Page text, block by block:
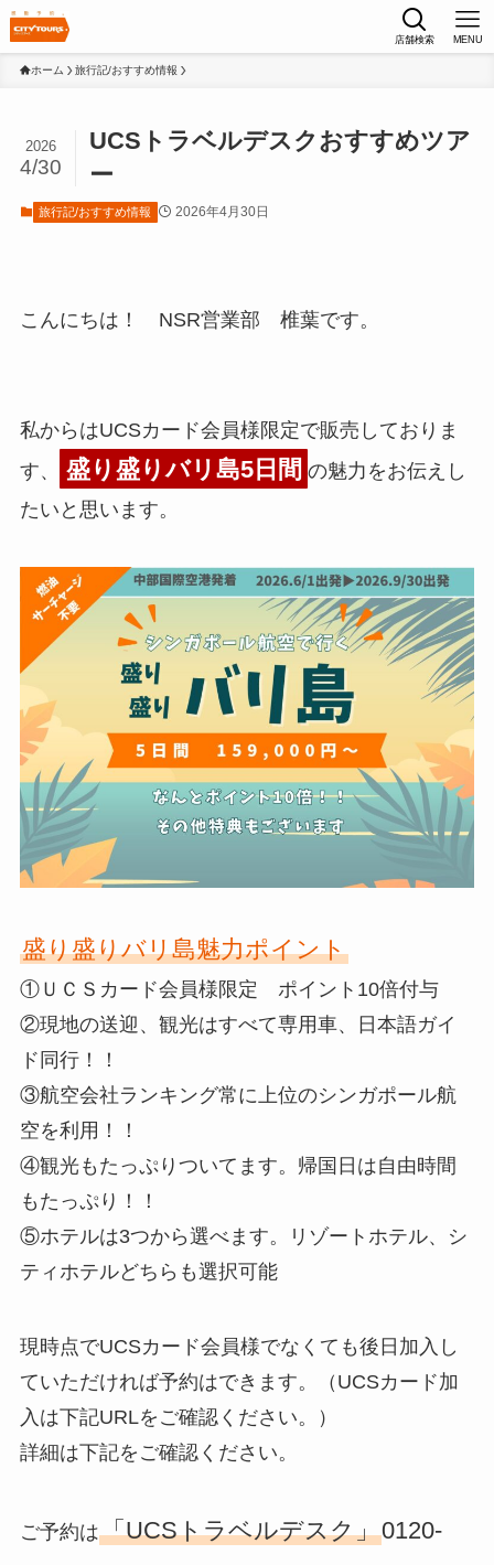
店舗検索 MENU
ホーム 旅行記/おすすめ情報
UCSトラベルデスクおすすめツア
ー
2026
4/30
旅行記/おすすめ情報 2026年4月30日
こんにちは！ NSR営業部 椎葉です。
私からはUCSカード会員様限定で販売しておりま
す、
盛り盛りバリ島5日間 の魅力をお伝えし
たいと思います。
盛り盛りバリ島魅力ポイント
①ＵＣＳカード会員様限定 ポイント10倍付与
②現地の送迎、観光はすべて専用車、日本語ガイ
ド同行！！
③航空会社ランキング常に上位のシンガポール航
空を利用！！
④観光もたっぷりついてます。帰国日は自由時間
もたっぷり！！
⑤ホテルは3つから選べます。リゾートホテル、シ
ティホテルどちらも選択可能
現時点でUCSカード会員様でなくても後日加入し
ていただければ予約はできます。（UCSカード加
入は下記URLをご確認ください。）
詳細は下記をご確認ください。
ご予約は「UCSトラベルデスク」0120-